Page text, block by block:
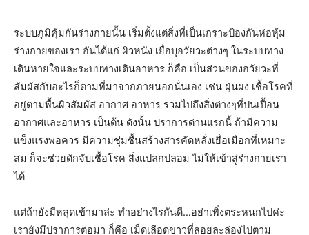
ระบบภูมิคุ้มกันร่างกายนั้น เริ่มตั้งแต่สิ่งที่เป็นเกราะป้องกันห่อหุ้ม
ร่างกายของเรา อันได้แก่ ผิวหนัง เยื่อบุอวัยวะต่างๆ ในระบบทาง
เดินหายใจและระบบทางเดินอาหาร ก็คือ เป็นส่วนของอวัยวะที่
สัมผัสกับอะไรก็ตามที่มาจากภายนอกนั่นเอง เช่น ฝุ่นผง เชื้อโรคที่
อยู่ตามพื้นผิวสัมผัส อากาศ อาหาร รวมไปถึงสิ่งต่างๆที่ปนเปื้อน
อากาศและอาหาร เป็นต้น ดังนั้น ปราการด่านแรกนี้ ถ้ามีความ
แข็งแรงพอควร มีความชุ่มชื้นสร้างสารคัดหลั่งเยื่อเมือกที่เหมาะ
สม ก็จะช่วยดักจับเชื้อโรค สิ่งแปลกปลอม ไม่ให้เข้าสู่ร่างกายเรา
ได้
แต่ถ้ายังมีหลุดเข้ามาล่ะ ทำอย่างไรกันดี…อย่าเพิ่งตระหนกไปค่ะ
เรายังมีปราการต่อมา ก็คือ เม็ดเลือดขาวที่ลอยละล่องไปตาม